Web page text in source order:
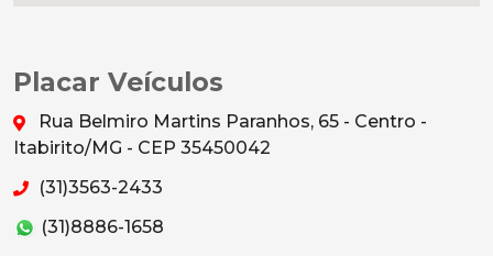
Placar Veículos
Rua Belmiro Martins Paranhos, 65 - Centro -
Itabirito/MG - CEP 35450042
(31)3563-2433
(31)8886-1658